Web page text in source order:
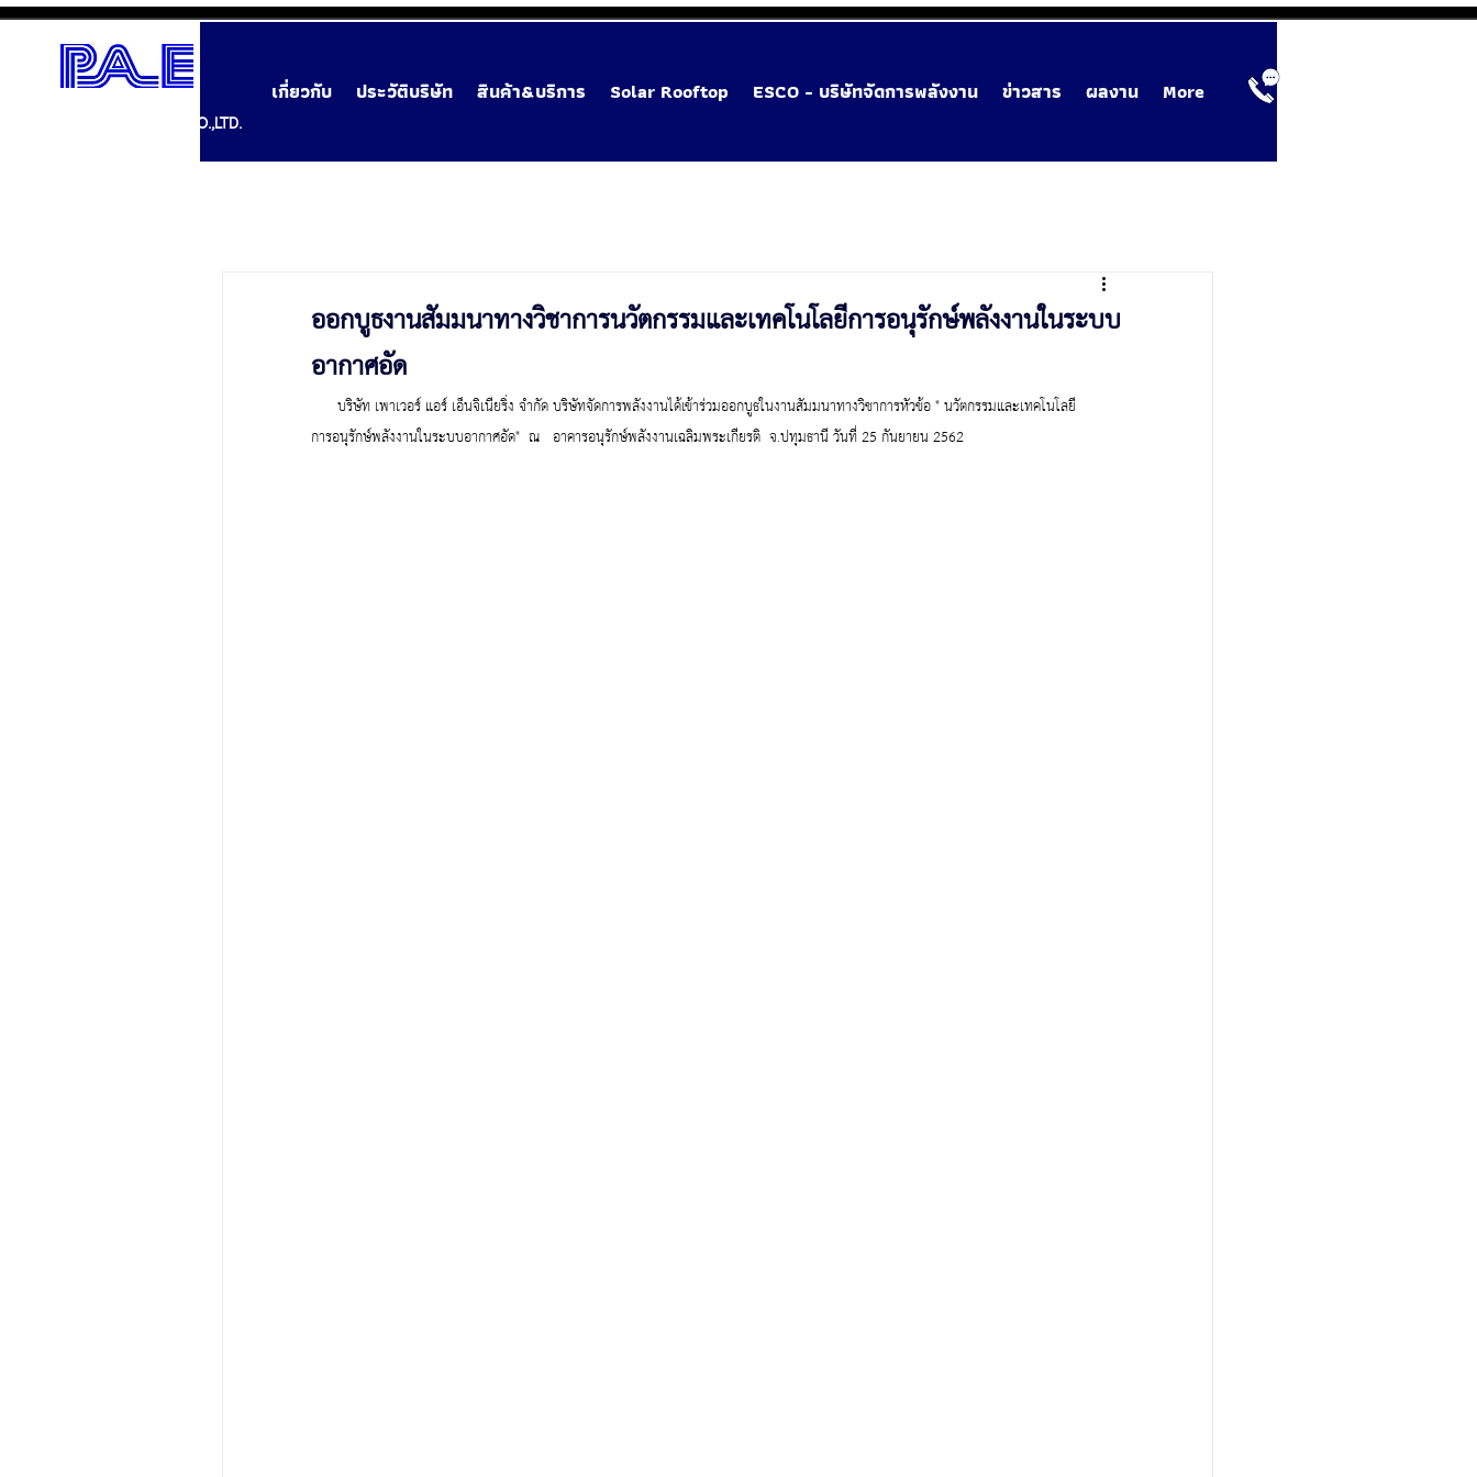
เกี่ยวกับ ประวัติบริษัท สินค้า&บริการ Solar Rooftop ESCO - บริษัทจัดการพลังงาน ข่าวสาร ผลงาน More
POWER AIR ENGINEERING CO.,LTD.
ออกบูธงานสัมมนาทางวิชาการนวัตกรรมและเทคโนโลยีการอนุรักษ์พลังงานในระบบ
อากาศอัด
      บริษัท เพาเวอร์ แอร์ เอ็นจิเนียริ่ง จำกัด บริษัทจัดการพลังงานได้เข้าร่วมออกบูธในงานสัมมนาทางวิชาการหัวข้อ " นวัตกรรมและเทคโนโลยี
การอนุรักษ์พลังงานในระบบอากาศอัด"  ณ   อาคารอนุรักษ์พลังงานเฉลิมพระเกียรติ  จ.ปทุมธานี วันที่ 25 กันยายน 2562